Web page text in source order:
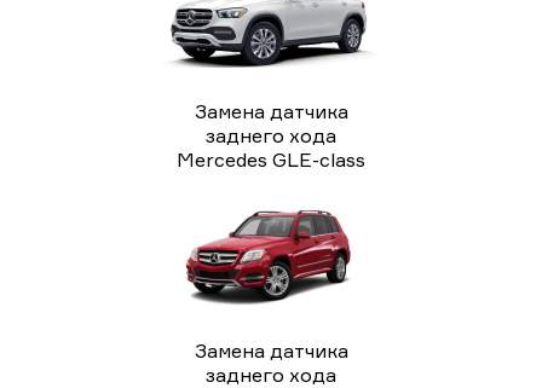
Замена датчика
заднего хода
Mercedes GLE-class
Замена датчика
заднего хода